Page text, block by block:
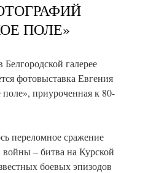
ПОЛЕ»
галерее
фотовыставка Евгения
приуроченная к 80-
переломное сражение
– битва на Курской
боевых эпизодов